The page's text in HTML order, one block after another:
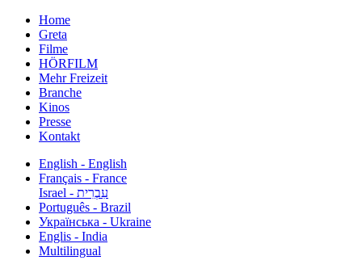
Home
Greta
Filme
HÖRFILM
Mehr Freizeit
Branche
Kinos
Presse
Kontakt
English - English
Français - France
עִבְרִית - Israel
Português - Brazil
Українська - Ukraine
Englis - India
Multilingual